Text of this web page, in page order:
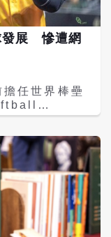
發展 慘遭網
任世界棒壘
行副會長暨
賽」持正面
不實指控甚
方面表示已經
相關法律責
接受媒體訪
棒球聯賽的看